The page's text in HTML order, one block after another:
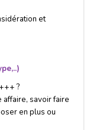
et
?
savoir faire
en plus ou